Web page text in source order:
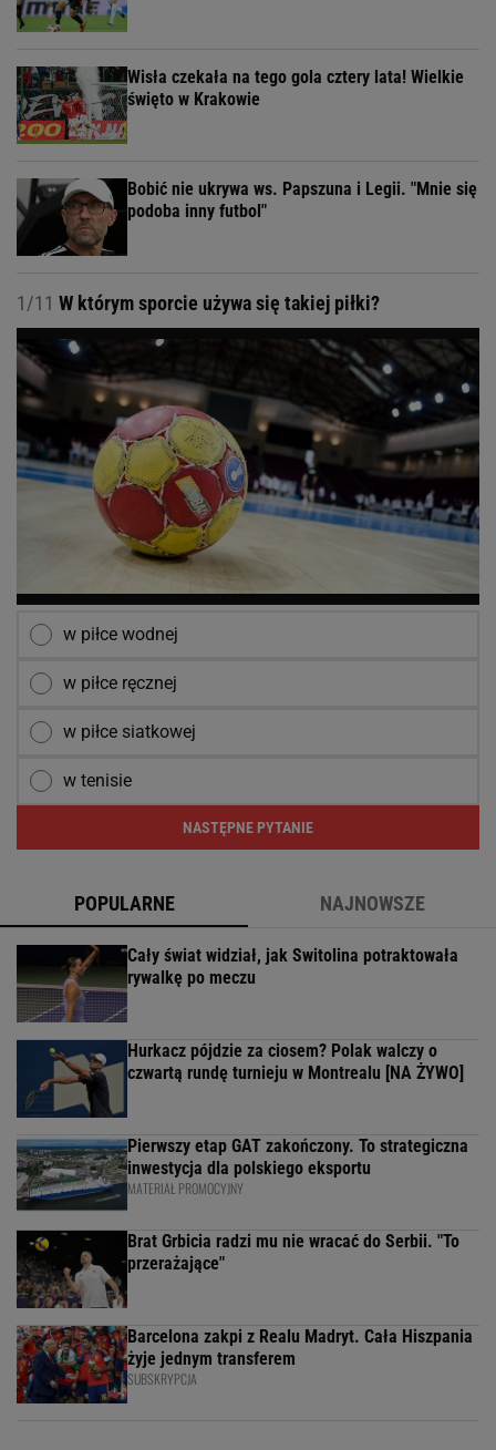
Wisła czekała na tego gola cztery lata! Wielkie
święto w Krakowie
Bobić nie ukrywa ws. Papszuna i Legii. "Mnie się
podoba inny futbol"
1/11 W którym sporcie używa się takiej piłki?
w piłce wodnej
w piłce ręcznej
w piłce siatkowej
w tenisie
NASTĘPNE PYTANIE
POPULARNE NAJNOWSZE
Cały świat widział, jak Switolina potraktowała
rywalkę po meczu
Hurkacz pójdzie za ciosem? Polak walczy o
czwartą rundę turnieju w Montrealu [NA ŻYWO]
Pierwszy etap GAT zakończony. To strategiczna
inwestycja dla polskiego eksportu
MATERIAŁ PROMOCYJNY
Brat Grbicia radzi mu nie wracać do Serbii. "To
przerażające"
Barcelona zakpi z Realu Madryt. Cała Hiszpania
żyje jednym transferem
SUBSKRYPCJA